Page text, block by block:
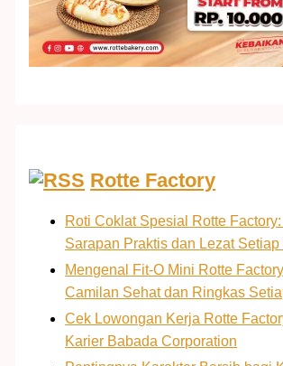
Rotte Factory
Roti Coklat Spesial Rotte Factory:
Sarapan Praktis dan Lezat Setiap
Mengenal Fit-O Mini Rotte
Camilan Sehat dan Ringkas
Cek Lowongan Kerja Rotte
Karier Babada Corporation